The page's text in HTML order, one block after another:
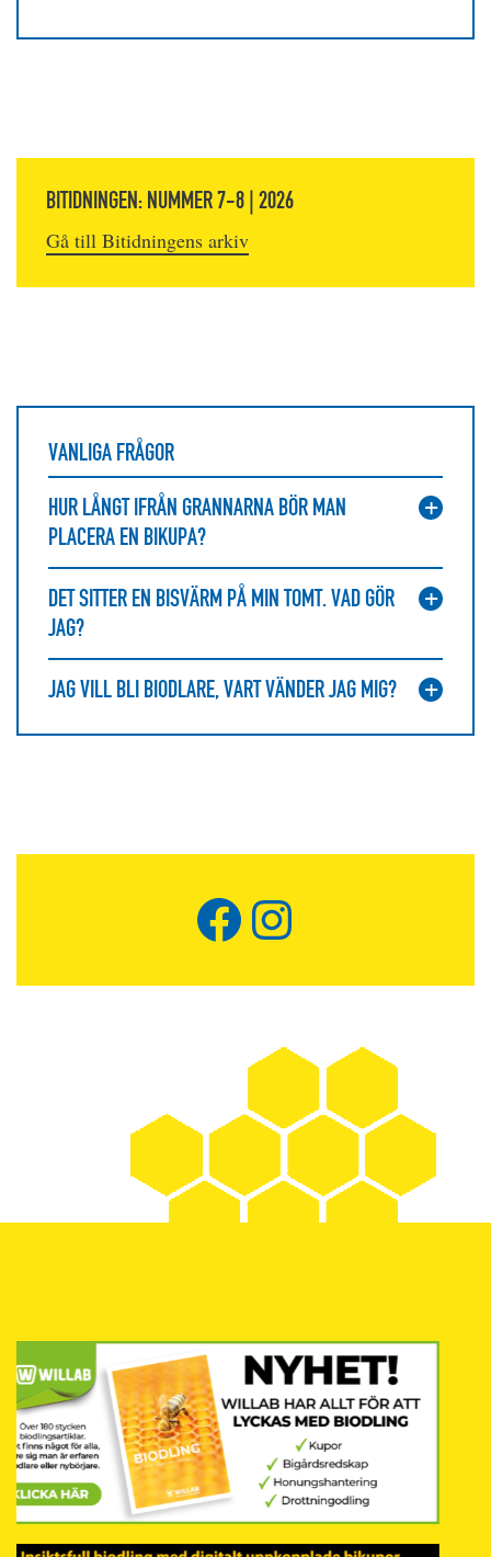
BITIDNINGEN: NUMMER 7-8 | 2026
Gå till Bitidningens arkiv
VANLIGA FRÅGOR
HUR LÅNGT IFRÅN GRANNARNA BÖR MAN
PLACERA EN BIKUPA?
DET SITTER EN BISVÄRM PÅ MIN TOMT. VAD GÖR
JAG?
JAG VILL BLI BIODLARE, VART VÄNDER JAG MIG?
Facebook
Instagram